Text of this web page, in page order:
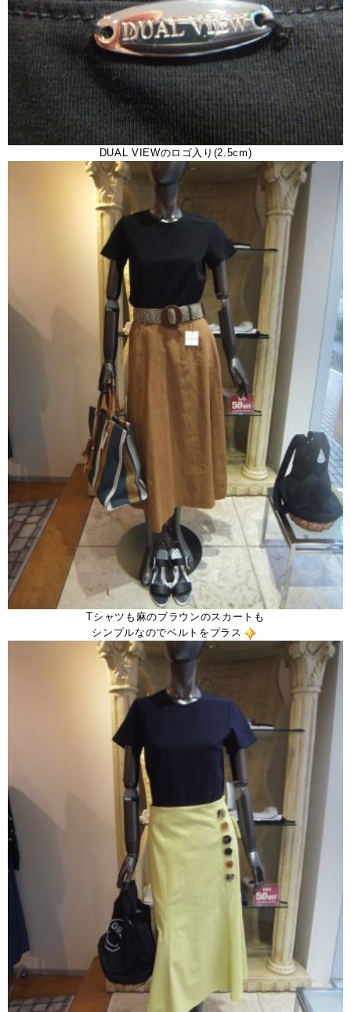
DUAL VIEWのロゴ入り(2.5cm)
Tシャツも麻のブラウンのスカートも
シンプルなのでベルトをプラス